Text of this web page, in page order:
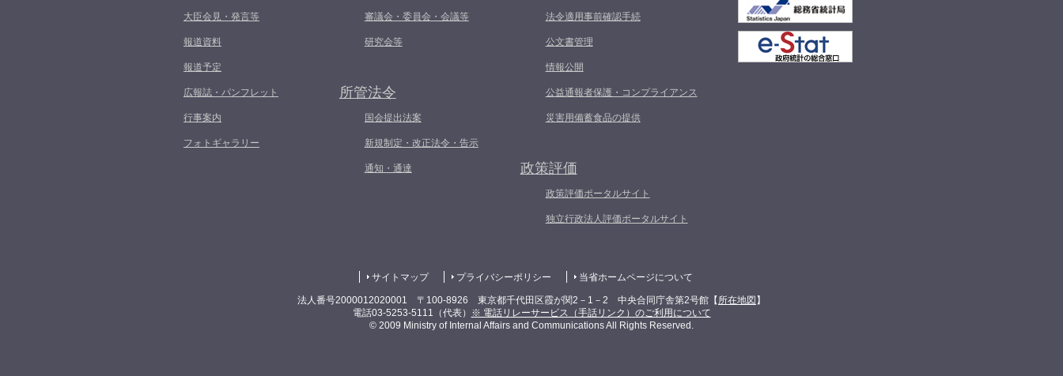
大臣会見・発言等
報道資料
報道予定
広報誌・パンフレット
行事案内
フォトギャラリー
審議会・委員会・会議等
研究会等
所管法令
国会提出法案
新規制定・改正法令・告示
通知・通達
法令適用事前確認手続
公文書管理
情報公開
公益通報者保護・コンプライアンス
災害用備蓄食品の提供
政策評価
政策評価ポータルサイト
独立行政法人評価ポータルサイト
サイトマップ プライバシーポリシー 当省ホームページについて
法人番号2000012020001 〒100-8926 東京都千代田区霞が関2－1－2 中央合同庁舎第2号館【 所在地図 】
電話03-5253-5111（代表）
※ 電話リレーサービス（手話リンク）のご利用について
© 2009 Ministry of Internal Affairs and Communications All Rights Reserved.